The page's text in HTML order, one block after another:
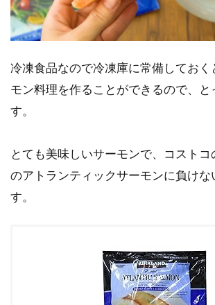
冷凍食品なので冷凍庫に常備しておく
モン料理を作ることができるので、と
す。
とても美味しいサーモンで、コストコ
のアトランティックサーモンに負けな
す。